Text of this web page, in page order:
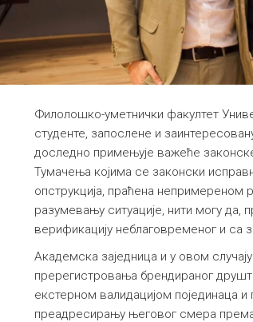
Филолошко-уметнички факултет
студенте, запослене и
доследно примењује важеће
Тумачења којима се законски
опструкција, праћена непримереном
разумевању ситуације, нити могу
верификацију неблаговременог и са
Академска заједница и у овом
пререгистровања брендираног
екстерном валидацијом појединаца и
преадресирању његовог смера према